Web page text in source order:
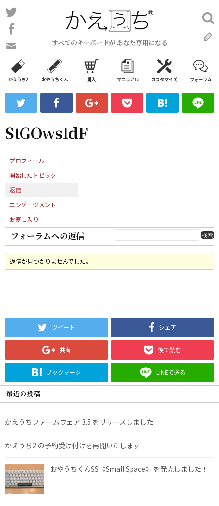
コ
ン
ン
ツ
ス
ッ
すべてのキーボードが あなた専用になる
い
合
わ
フ
ォ
ム
検
索:
かえうち2 おやうちくん 購入 マニュアル カスタマイズ フォーラム
StGOwsIdF
プロフィール
開始したトピック
返信
エンゲージメント
お気に入り
フォーラムへの返信
返信が見つかりませんでした。
ツイート シェア
共有 後で読む
ブックマーク LINEで送る
最近の投稿
かえうちファームウェア 3.5 をリリースしました
かえうち2 の予約受け付けを再開いたします
おやうちくんSS《Small Space》 を発売しました！